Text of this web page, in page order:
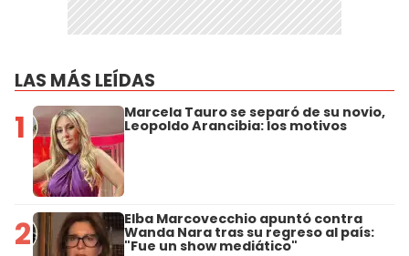
LAS MÁS LEÍDAS
1 Marcela Tauro se separó de su novio,
Leopoldo Arancibia: los motivos
2 Elba Marcovecchio apuntó contra
Wanda Nara tras su regreso al país:
"Fue un show mediático"